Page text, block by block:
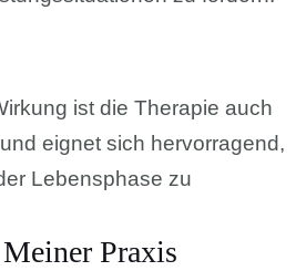
ist die Therapie auch
eignet sich hervorragend,
Lebensphase zu
Praxis